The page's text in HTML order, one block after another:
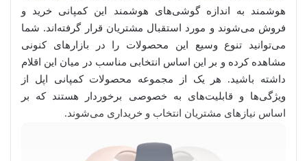
هوشمند به اندازه گوشی‌های هوشمند این کمپانی خرید و
فروش می‌شوند و مورد استقبال مشتریان قرار گرفته‌اند. شما
می‌توانید تنوع وسیع این محصولات را در بازارهای کنونی
مشاهده کرده و بر این اساس انتخابی مناسب در میان این اقلام
داشته باشید. هر یک از مجموعه محصولات کمپانی اپل از
ویژگی‌ها و قابلیت‌های به خصوصی برخوردار هستند که بر
اساس نیازهای مشتریان انتخاب و خریداری می‌شوند.